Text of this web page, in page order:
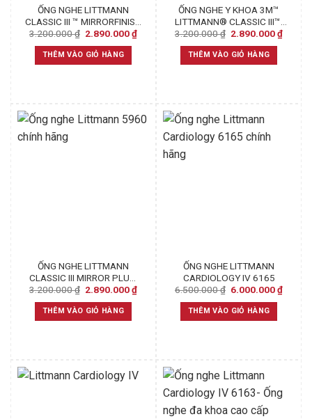
ỐNG NGHE LITTMANN
CLASSIC III ™ MIRRORFINISH
CHESTPIECE, PLUM TUBE,
PINK STEM AND SMOKE
HEADSET
3.200.000₫ Original
was:
3.200.000 ₫.
2.890.000₫Current
THÊM VÀO GIỎ HÀNG
ỐNG NGHE Y KHOA 3M™
LITTMANN® CLASSIC III™,
5868, MẶT NGHE, QUAI
NGHE VÀ BỘ TAI NGHE PHỦ
MÀU ĐEN, DÂY NGHE MÀU
3.200.000₫ Original
was:
3.200.000 ₫.
2.890.000₫
THÊM VÀO GIỎ HÀNG
ỐNG NGHE LITTMANN
CLASSIC III MIRROR PLUM
PINK 5960
3.200.000₫ Original
was:
3.200.000 ₫.
2.890.000₫Current
THÊM VÀO GIỎ HÀNG
ỐNG NGHE LITTMANN
CARDIOLOGY IV 6165
6.500.000₫ Original
was:
6.500.000 ₫.
6.000.000₫
THÊM VÀO GIỎ HÀNG